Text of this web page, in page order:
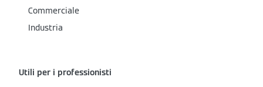
Commerciale
Industria
Utili per i professionisti